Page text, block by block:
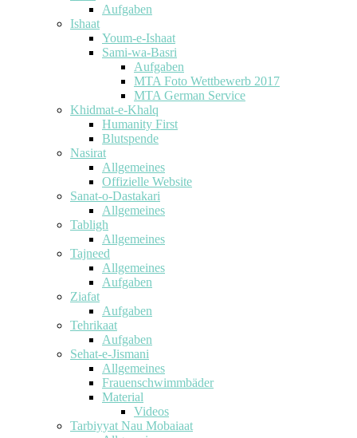
Aufgaben
Ishaat
Youm-e-Ishaat
Sami-wa-Basri
Aufgaben
MTA Foto Wettbewerb 2017
MTA German Service
Khidmat-e-Khalq
Humanity First
Blutspende
Nasirat
Allgemeines
Offizielle Website
Sanat-o-Dastakari
Allgemeines
Tabligh
Allgemeines
Tajneed
Allgemeines
Aufgaben
Ziafat
Aufgaben
Tehrikaat
Aufgaben
Sehat-e-Jismani
Allgemeines
Frauenschwimmbäder
Material
Videos
Tarbiyyat Nau Mobaiaat